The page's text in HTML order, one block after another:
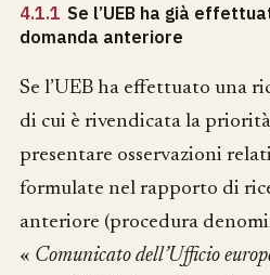
4.1.1 Se l’UEB ha già
domanda anteriore
Se l’UEB ha effettuato una
di cui è rivendicata la
presentare osservazioni
formulate nel rapporto di
anteriore (procedura
« Comunicato dell’Ufficio